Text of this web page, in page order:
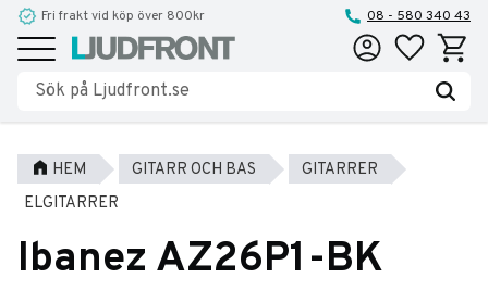
Meny
Fri frakt vid köp över 800kr
Reparationer och service 08 - 580 340 43
Favoriter
HEM GITARR OCH BAS
GITARRER
ELGITARRER
Ibanez AZ26P1-BK